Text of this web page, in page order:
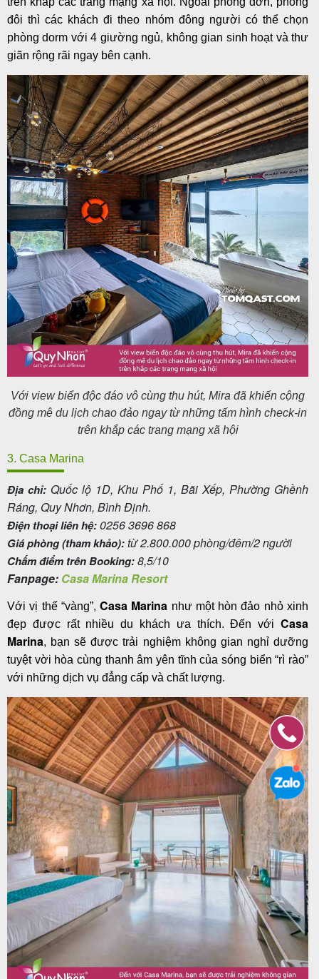
đôi thì các khách đi theo nhóm đông người có thể chọn
phòng dorm với 4 giường ngủ, không gian sinh hoạt và thư
giãn rộng rãi ngay bên cạnh.
Với view biển độc đáo vô cùng thu hút, Mira đã khiến cộng
đồng mê du lịch chao đảo ngay từ những tấm hình check-in
trên khắp các trang mạng xã hội
3. Casa Marina
Địa chỉ: Quốc lộ 1D, Khu Phố 1, Bãi Xếp, Phường Ghềnh
Ráng, Quy Nhơn, Bình Định.
Điện thoại liên hệ:0256 3696 868
Giá phòng (tham khảo):từ 2.800.000 phòng/đêm/2 người
Chấm điểm trên Booking:8,5/10
Fanpage: Casa Marina Resort
Với vị thế “vàng”,Casa Marina như một hòn đảo nhỏ xinh
đẹp được rất nhiều du khách ưa thích. Đến với Casa
Marina, bạn sẽ được trải nghiệm không gian nghỉ dưỡng
tuyệt vời hòa cùng thanh âm yên tĩnh của sóng biển “rì rào”
với những dịch vụ đẳng cấp và chất lượng.